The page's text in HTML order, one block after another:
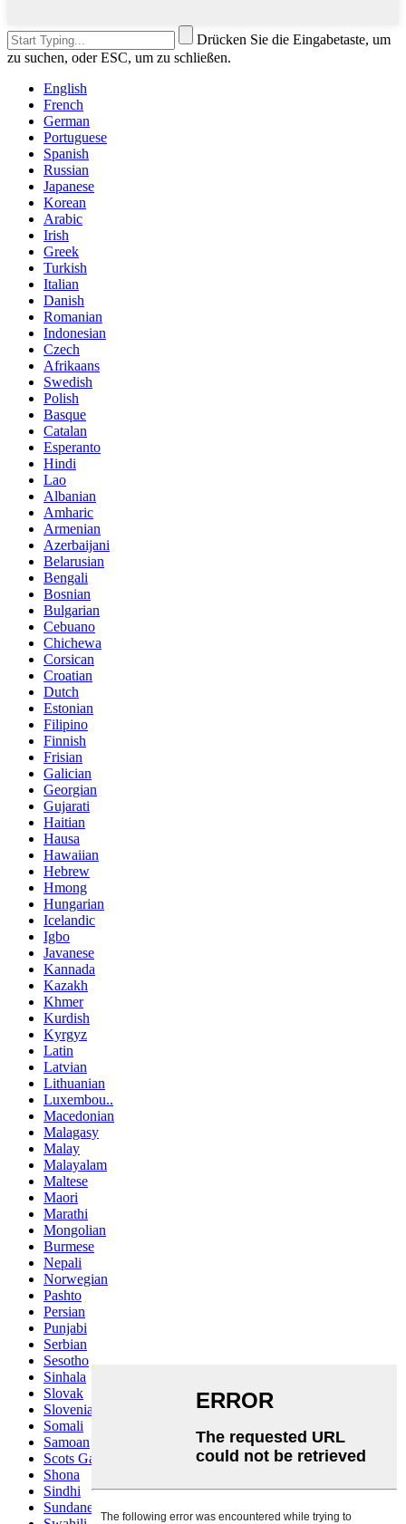
Drücken Sie die Eingabetaste, um
zu suchen, oder ESC, um zu schließen.
English
French
German
Portuguese
Spanish
Russian
Japanese
Korean
Arabic
Irish
Greek
Turkish
Italian
Danish
Romanian
Indonesian
Czech
Afrikaans
Swedish
Polish
Basque
Catalan
Esperanto
Hindi
Lao
Albanian
Amharic
Armenian
Azerbaijani
Belarusian
Bengali
Bosnian
Bulgarian
Cebuano
Chichewa
Corsican
Croatian
Dutch
Estonian
Filipino
Finnish
Frisian
Galician
Georgian
Gujarati
Haitian
Hausa
Hawaiian
Hebrew
Hmong
Hungarian
Icelandic
Igbo
Javanese
Kannada
Kazakh
Khmer
Kurdish
Kyrgyz
Latin
Latvian
Lithuanian
Luxembou..
Macedonian
Malagasy
Malay
Malayalam
Maltese
Maori
Marathi
Mongolian
Burmese
Nepali
Norwegian
Pashto
Persian
Punjabi
Serbian
Sesotho
Sinhala
Slovak
Slovenian
Somali
Samoan
Scots Gaelic
Shona
Sindhi
Sundanese